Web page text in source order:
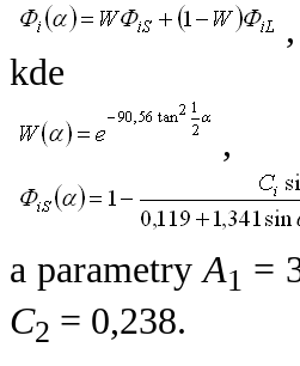
,
kde
,
a parametryA1 =
C2 = 0,238.